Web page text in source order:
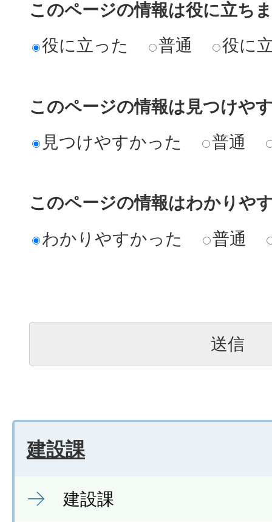
このページの情報は役に立ち
役に立った
普通 役に
このページの情報は見つけや
見つけやすかった
普通
このページの情報はわかりや
わかりやすかった
普通
建設課
建設課